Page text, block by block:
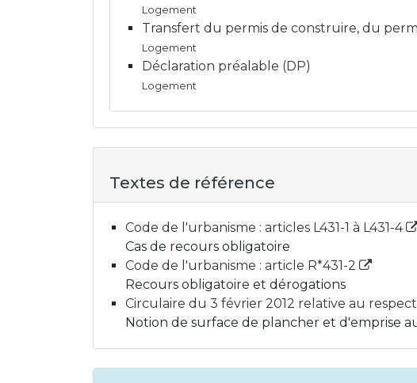
Logement
Transfert du permis de construire, du
Logement
Déclaration préalable (DP)
Logement
Textes de référence
Code de l'urbanisme : articles L431-1 à L431-4
Cas de recours obligatoire
Code de l'urbanisme : article R*431-2
Recours obligatoire et dérogations
Circulaire du 3 février 2012 relative au
Notion de surface de plancher et d'emprise